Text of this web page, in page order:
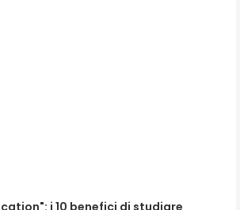
i 10 benefici di studiare